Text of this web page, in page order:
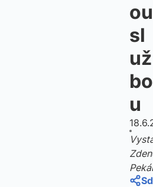
ou
sl
už
bo
u